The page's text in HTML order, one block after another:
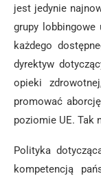
jest jedynie
grupy lobbingowe
każdego
dyrektyw
opieki
promować
poziomie UE. Tak
Polityka
kompetencją